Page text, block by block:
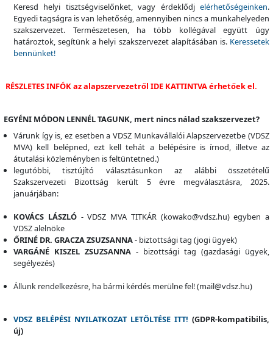
Keresd helyi tisztségviselőnket, vagy érdeklődj elérhetőségeinken.
Egyedi tagságra is van lehetőség, amennyiben nincs a munkahelyeden
szakszervezet. Természetesen, ha több kollégával együtt úgy
határoztok, segítünk a helyi szakszervezet alapításában is. Keressetek
bennünket!
RÉSZLETES INFÓKaz alapszervezetről IDE KATTINTVAérhetőek el.
EGYÉNI MÓDON LENNÉL TAGUNK, mert nincs nálad szakszervezet?
Várunk így is, ez esetben a VDSZ Munkavállalói Alapszervezetbe (VDSZ
MVA) kell belépned, ezt kell tehát a belépésire is írnod, illetve az
átutalási közleményben is feltüntetned.)
legutóbbi, tisztújító választásunkon az alábbi összetételű
Szakszervezeti Bizottság került 5 évre megválasztásra, 2025.
januárjában:
KOVÁCS LÁSZLÓ- VDSZ MVA TITKÁR (kowako@vdsz.hu) egyben a
VDSZ alelnöke
ŐRINÉ DR. GRACZA ZSUZSANNA- biztottsági tag (jogi ügyek)
VARGÁNÉ KISZEL ZSUZSANNA - bizottsági tag (gazdasági ügyek,
segélyezés)
Állunk rendelkezésre, ha bármi kérdés merülne fel! (mail@vdsz.hu)
VDSZ BELÉPÉSI NYILATKOZAT LETÖLTÉSE ITT! (GDPR-kompatibilis,
új)